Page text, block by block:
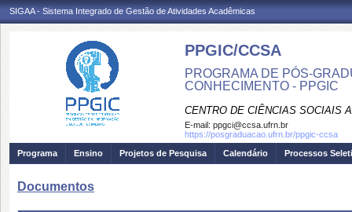
SIGAA - Sistema Integrado de Gestão de Atividades Acadêmicas
PPGIC/CCSA
PROGRAMA DE PÓS-
CONHECIMENTO - PPGIC
CENTRO DE CIÊNCIAS SOCIAIS
E-mail: ppgci@ccsa.ufrn.br
https://posgraduacao.ufrn.br/ppgic-ccsa
Programa
Ensino Projetos de Pesquisa Calendário Processos
Documentos